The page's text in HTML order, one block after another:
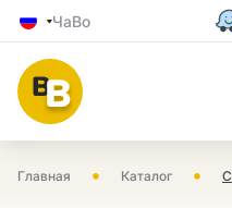
ЧаВо
Главная • Каталог •